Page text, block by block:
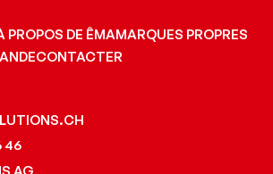
PROPOS DE ÊMAMARQUES PROPRES
CONTACTER
46
AG,